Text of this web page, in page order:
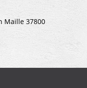
Maille 37800